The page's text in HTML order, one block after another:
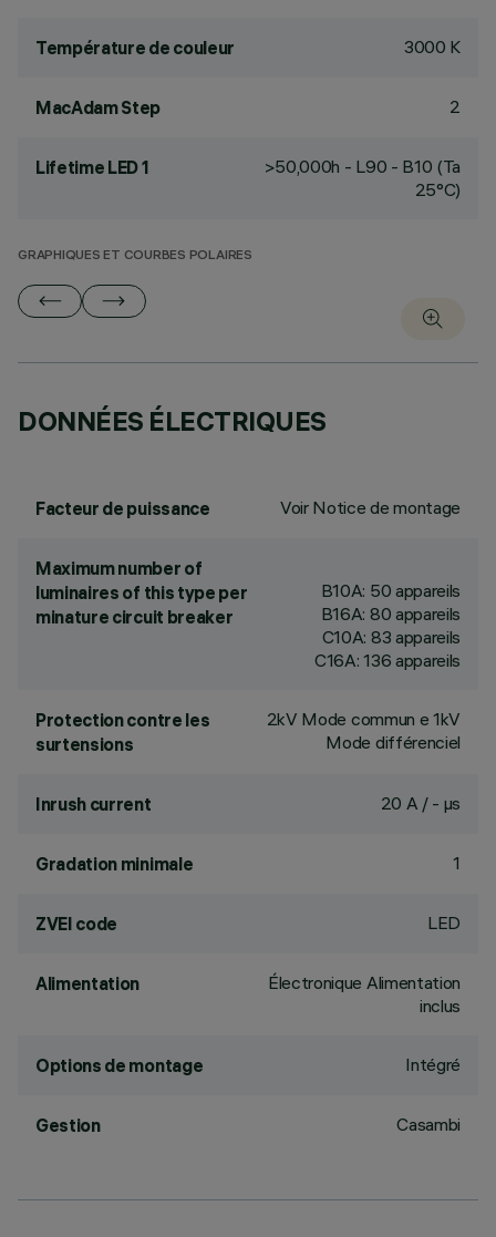
Température de couleur 3000 K
MacAdam Step 2
Lifetime LED 1
>50,000h - L90 - B10 (Ta
25°C)
GRAPHIQUES ET COURBES POLAIRES
DONNÉES ÉLECTRIQUES
Facteur de puissance Voir Notice de montage
Maximum number of
luminaires of this type per
minature circuit breaker
B10A: 50 appareils
B16A: 80 appareils
C10A: 83 appareils
C16A: 136 appareils
Protection contre les
surtensions
2kV Mode commun e 1kV
Mode différenciel
Inrush current 20 A / - µs
Gradation minimale 1
ZVEI code LED
Alimentation
Électronique Alimentation
inclus
Options de montage Intégré
Gestion Casambi